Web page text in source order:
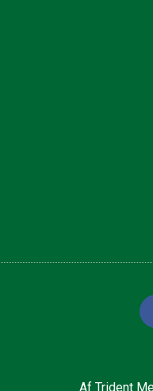
AfTrident